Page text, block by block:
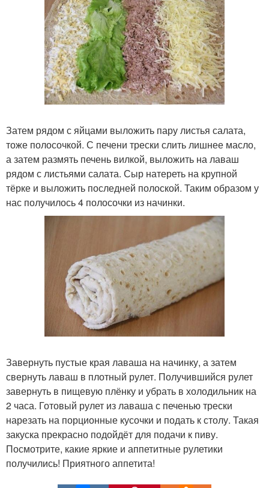
Затем рядом с яйцами выложить пару листья салата,
тоже полосочкой. С печени трески слить лишнее масло,
а затем размять печень вилкой, выложить на лаваш
рядом с листьями салата. Сыр натереть на крупной
тёрке и выложить последней полоской. Таким образом у
нас получилось 4 полосочки из начинки.
Завернуть пустые края лаваша на начинку, а затем
свернуть лаваш в плотный рулет. Получившийся рулет
завернуть в пищевую плёнку и убрать в холодильник на
2 часа. Готовый рулет из лаваша с печенью трески
нарезать на порционные кусочки и подать к столу. Такая
закуска прекрасно подойдёт для подачи к пиву.
Посмотрите, какие яркие и аппетитные рулетики
получились! Приятного аппетита!